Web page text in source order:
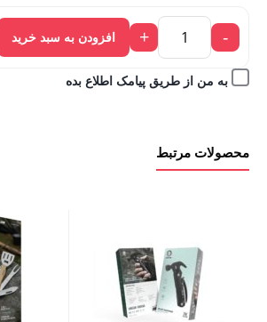
عددبود.
-
+ افزودن به سبد خرید
به من از طریق پیامک اطلاع بده
محصولات مرتبط